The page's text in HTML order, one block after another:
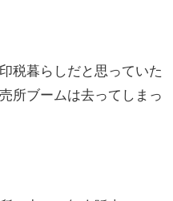
税暮らしだと思っていた
所ブームは去ってしまっ